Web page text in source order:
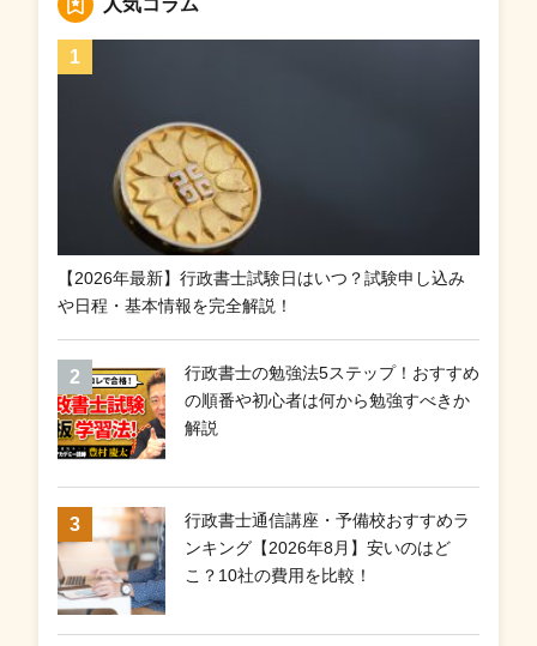
人気コラム
【2026年最新】行政書士試験日はいつ？試験申し込み
や日程・基本情報を完全解説！
行政書士の勉強法5ステップ！おすすめ
の順番や初心者は何から勉強すべきか
解説
行政書士通信講座・予備校おすすめラ
ンキング【2026年8月】安いのはど
こ？10社の費用を比較！